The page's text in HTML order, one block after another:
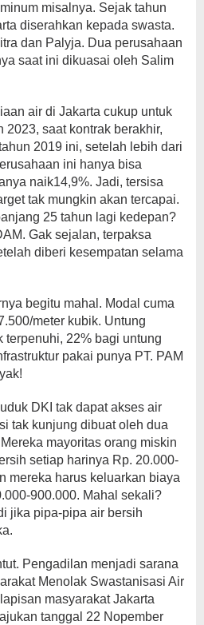
misalnya. Sejak tahun
diserahkan kepada swasta.
dan Palyja. Dua perusahaan
saat ini dikuasai oleh Salim
air di Jakarta cukup untuk
2023, saat kontrak berakhir,
2019 ini, setelah lebih dari
ini hanya bisa
naik14,9%. Jadi, tersisa
tak mungkin akan tercapai.
25 tahun lagi kedepan?
Gak sejalan, terpaksa
diberi kesempatan selama
begitu mahal. Modal cuma
meter kubik. Untung
terpenuhi, 22% bagi untung
pakai punya PT. PAM
DKI tak dapat akses air
tak kunjung dibuat oleh dua
mayoritas orang miskin
setiap harinya Rp. 20.000-
mereka harus keluarkan biaya
900.000. Mahal sekali?
jika pipa-pipa air bersih
Pengadilan menjadi sarana
Menolak Swastanisasi Air
masyarakat Jakarta
tanggal 22 Nopember